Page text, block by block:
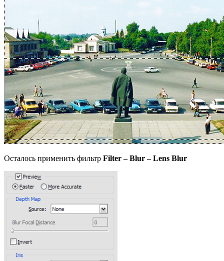
Осталось применить фильтр Filter – Blur – Lens Blur